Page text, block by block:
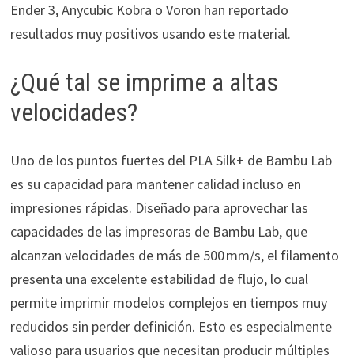
Ender 3, Anycubic Kobra o Voron han reportado
resultados muy positivos usando este material.
¿Qué tal se imprime a altas
velocidades?
Uno de los puntos fuertes del PLA Silk+ de Bambu Lab
es su capacidad para mantener calidad incluso en
impresiones rápidas. Diseñado para aprovechar las
capacidades de las impresoras de Bambu Lab, que
alcanzan velocidades de más de 500 mm/s, el filamento
presenta una excelente estabilidad de flujo, lo cual
permite imprimir modelos complejos en tiempos muy
reducidos sin perder definición. Esto es especialmente
valioso para usuarios que necesitan producir múltiples